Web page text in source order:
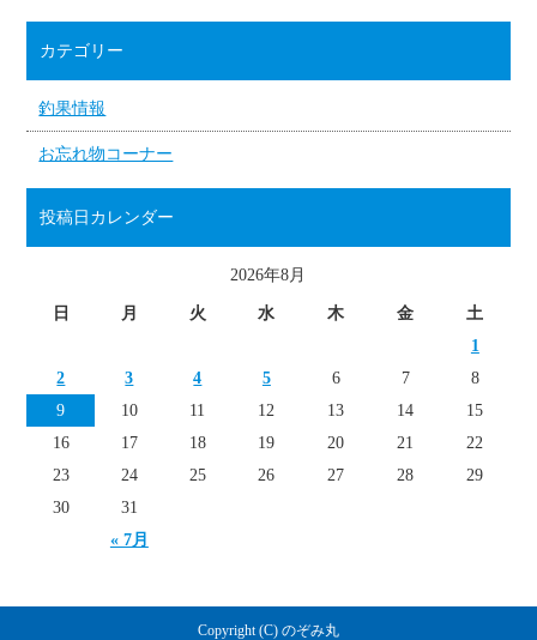
カテゴリー
釣果情報
お忘れ物コーナー
投稿日カレンダー
2026年8月
日 月 火 水 木 金 土
« 7月
1
2
3 4 5 6 7
8
9
10 11 12 13 14
15
16
17 18 19 20 21
22
23
24 25 26 27 28
29
30
31
Copyright (C) のぞみ丸